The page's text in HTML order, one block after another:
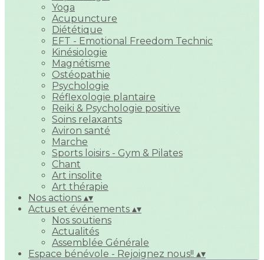
Yoga
Acupuncture
Diététique
EFT - Emotional Freedom Technic
Kinésiologie
Magnétisme
Ostéopathie
Psychologie
Réflexologie plantaire
Reiki & Psychologie positive
Soins relaxants
Aviron santé
Marche
Sports loisirs - Gym & Pilates
Chant
Art insolite
Art thérapie
Nos actions ▴▾
Actus et événements ▴▾
Nos soutiens
Actualités
Assemblée Générale
Espace bénévole - Rejoignez nous!! ▴▾